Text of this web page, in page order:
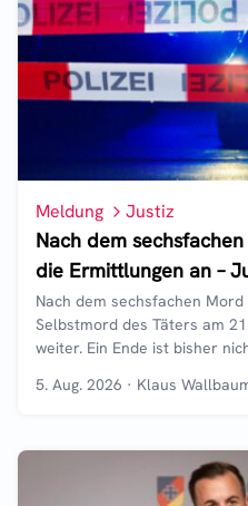
Meldung Justiz
Nach dem
die Ermittlungen an –
Nach dem sechsfachen
Selbstmord des Täters am
weiter. Ein Ende ist bisher
5. Aug. 2026 · Klaus